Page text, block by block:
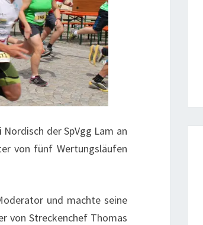
der SpVgg Lam an
von fünf Wertungsläufen
und machte seine
von Streckenchef Thomas